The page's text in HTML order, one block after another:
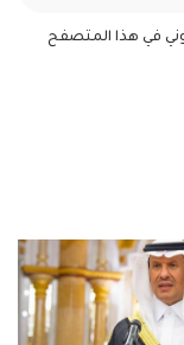
في هذا المتصفح